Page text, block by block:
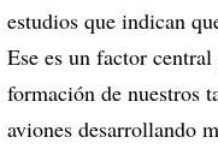
estudios que indican
Ese es un factor
formación de nuestros
aviones desarrollando